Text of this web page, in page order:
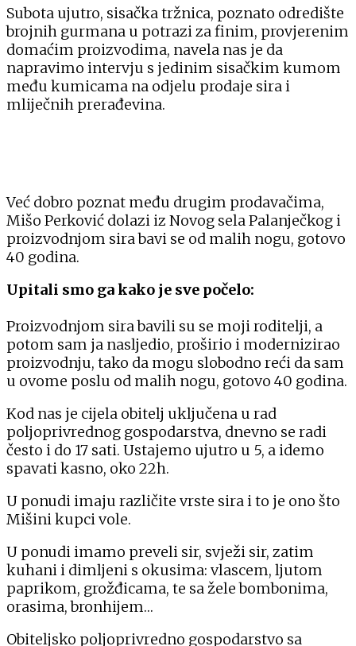
Subota ujutro, sisačka tržnica, poznato odredište
brojnih gurmana u potrazi za finim, provjerenim
domaćim proizvodima, navela nas je da
napravimo intervju s jedinim sisačkim kumom
među kumicama na odjelu prodaje sira i
mliječnih prerađevina.
Već dobro poznat među drugim prodavačima,
Mišo Perković dolazi iz Novog sela Palanječkog i
proizvodnjom sira bavi se od malih nogu, gotovo
40 godina.
Upitali smo ga kako je sve počelo:
Proizvodnjom sira bavili su se moji roditelji, a
potom sam ja nasljedio, proširio i modernizirao
proizvodnju, tako da mogu slobodno reći da sam
u ovome poslu od malih nogu, gotovo 40 godina.
Kod nas je cijela obitelj uključena u rad
poljoprivrednog gospodarstva, dnevno se radi
često i do 17 sati. Ustajemo ujutro u 5, a idemo
spavati kasno, oko 22h.
U ponudi imaju različite vrste sira i to je ono što
Mišini kupci vole.
U ponudi imamo preveli sir, svježi sir, zatim
kuhani i dimljeni s okusima: vlascem, ljutom
paprikom, grožđicama, te sa žele bombonima,
orasima, bronhijem…
Obiteljsko poljoprivredno gospodarstvo sa